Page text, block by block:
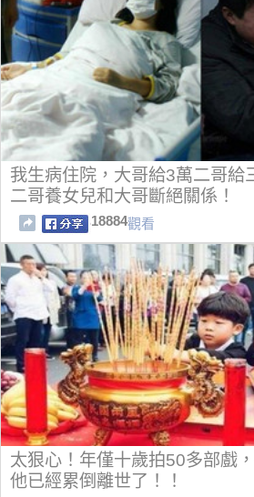
我生病住院，大哥給3萬二哥給
二哥養女兒和大哥斷絕關係！
18884觀看
太狠心！年僅十歲拍50多部戲
他已經累倒離世了！！